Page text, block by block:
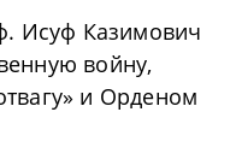
Исуф Казимович
войну,
и Орденом